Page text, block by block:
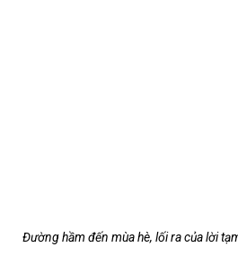
Đường hầm đến mùa hè, lối ra của lời